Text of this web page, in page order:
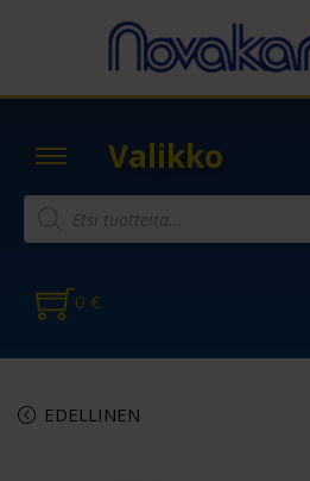
Valikko
0 €
EDELLINEN